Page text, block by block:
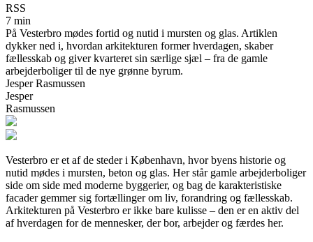
RSS
7 min
På Vesterbro mødes fortid og nutid i mursten og glas. Artiklen
dykker ned i, hvordan arkitekturen former hverdagen, skaber
fællesskab og giver kvarteret sin særlige sjæl – fra de gamle
arbejderboliger til de nye grønne byrum.
Jesper Rasmussen
Jesper
Rasmussen
Vesterbro er et af de steder i København, hvor byens historie og
nutid mødes i mursten, beton og glas. Her står gamle arbejderboliger
side om side med moderne byggerier, og bag de karakteristiske
facader gemmer sig fortællinger om liv, forandring og fællesskab.
Arkitekturen på Vesterbro er ikke bare kulisse – den er en aktiv del
af hverdagen for de mennesker, der bor, arbejder og færdes her.